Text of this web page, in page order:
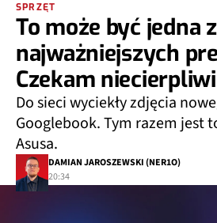
SPRZĘT
To może być jedna z
najważniejszych
Czekam
Do sieci wyciekły zdjęcia
Googlebook. Tym razem jest
Asusa.
DAMIAN JAROSZEWSKI (NER1O)
20:34